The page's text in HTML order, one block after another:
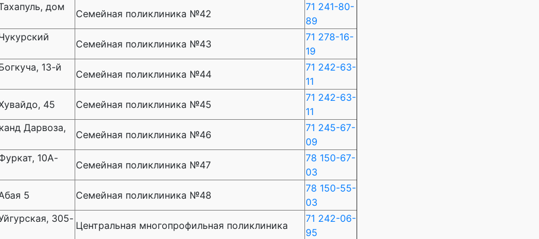
дом
Семейная поликлиника №42
71 241-80-
89
Семейная поликлиника №43
71 278-16-
19
13-й
Семейная поликлиника №44
71 242-63-
11
45 Семейная поликлиника №45
71 242-63-
11
Дарвоза,
Семейная поликлиника №46
71 245-67-
09
10А-
Семейная поликлиника №47
78 150-67-
03
5 Семейная поликлиника №48
78 150-55-
03
305-
Центральная многопрофильная поликлиника
71 242-06-
95